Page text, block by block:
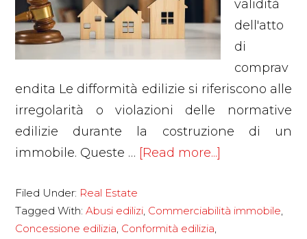
validità
dell'atto
di
comprav
endita Le difformità edilizie si riferiscono alle
irregolarità o violazioni delle normative
edilizie durante la costruzione di un
immobile. Queste … [Read more...]
e
Filed Under: Real Estate
Tagged With:Abusi edilizi, Commerciabilità immobile,
Concessione edilizia, Conformità edilizia,